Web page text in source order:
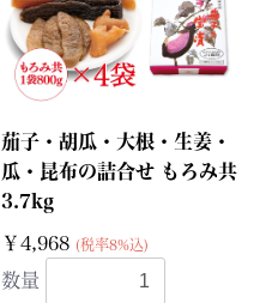
茄子・胡瓜・大根・生姜・
瓜・昆布の詰合せ もろみ共
3.7kg
￥4,968 (税率8%込)
数量